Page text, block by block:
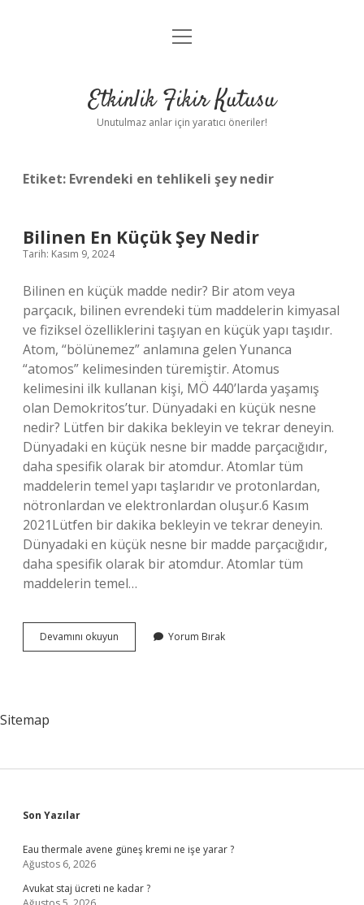
Anasayfa
Yasal Uyarı
menüyü
Etkinlik Fikir Kutusu
Unutulmaz anlar için yaratıcı öneriler!
Etiket: Evrendeki en tehlikeli şey nedir
Bilinen En Küçük Şey Nedir
Tarih: Kasım 9, 2024
Bilinen en küçük madde nedir? Bir atom veya
parçacık, bilinen evrendeki tüm maddelerin kimyasal
ve fiziksel özelliklerini taşıyan en küçük yapı taşıdır.
Atom, “bölünemez” anlamına gelen Yunanca
“atomos” kelimesinden türemiştir. Atomus
kelimesini ilk kullanan kişi, MÖ 440’larda yaşamış
olan Demokritos’tur. Dünyadaki en küçük nesne
nedir? Lütfen bir dakika bekleyin ve tekrar deneyin.
Dünyadaki en küçük nesne bir madde parçacığıdır,
daha spesifik olarak bir atomdur. Atomlar tüm
maddelerin temel yapı taşlarıdır ve protonlardan,
nötronlardan ve elektronlardan oluşur.6 Kasım
2021Lütfen bir dakika bekleyin ve tekrar deneyin.
Dünyadaki en küçük nesne bir madde parçacığıdır,
daha spesifik olarak bir atomdur. Atomlar tüm
maddelerin temel…
Devamını okuyun
En
Yorum Bırak
Sitemap
Sidebar
Son Yazılar
Eau thermale avene güneş kremi ne işe yarar ?
Ağustos 6, 2026
Avukat staj ücreti ne kadar ?